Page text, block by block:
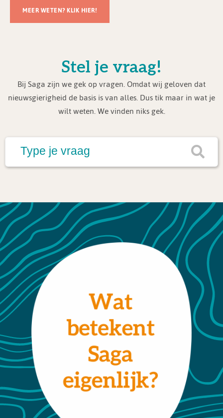
MEER WETEN? KLIK HIER!
Stel je vraag!
Bij Saga zijn we gek op vragen. Omdat wij geloven dat
nieuwsgierigheid de basis is van alles. Dus tik maar in wat je
wilt weten. We vinden niks gek.